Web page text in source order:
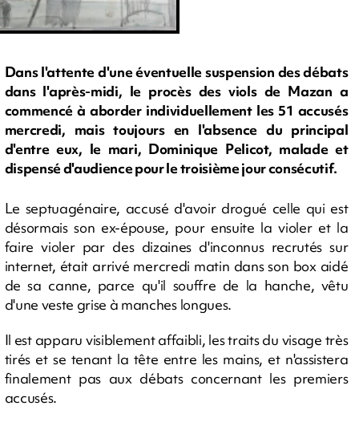
Dans l'attente d'une éventuelle suspension des débats
dans l'après-midi, le procès des viols de Mazan a
commencé à aborder individuellement les 51 accusés
mercredi, mais toujours en l'absence du principal
d'entre eux, le mari, Dominique Pelicot, malade et
dispensé d'audience pour le troisième jour consécutif.
Le septuagénaire, accusé d'avoir drogué celle qui est
désormais son ex-épouse, pour ensuite la violer et la
faire violer par des dizaines d'inconnus recrutés sur
internet, était arrivé mercredi matin dans son box aidé
de sa canne, parce qu'il souffre de la hanche, vêtu
d'une veste grise à manches longues.
Il est apparu visiblement affaibli, les traits du visage très
tirés et se tenant la tête entre les mains, et n'assistera
finalement pas aux débats concernant les premiers
accusés.